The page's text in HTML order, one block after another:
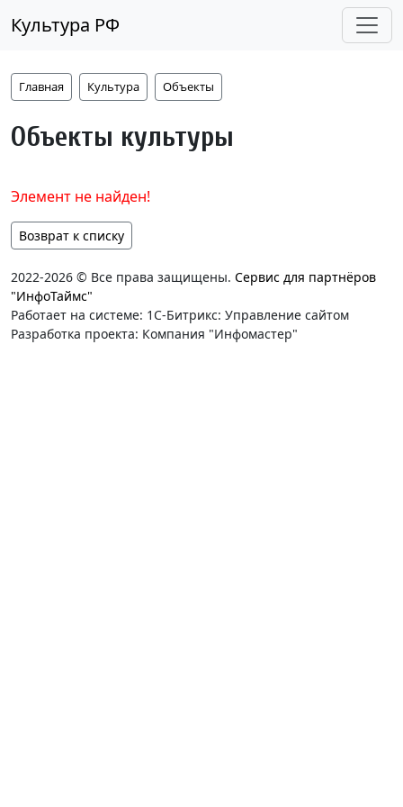
Культура РФ
Главная Культура Объекты
Объекты культуры
Элемент не найден!
Возврат к списку
2022-2026 © Все права защищены. Сервис для партнёров
"ИнфоТаймс"
Работает на системе: 1С-Битрикс: Управление сайтом
Разработка проекта: Компания "Инфомастер"